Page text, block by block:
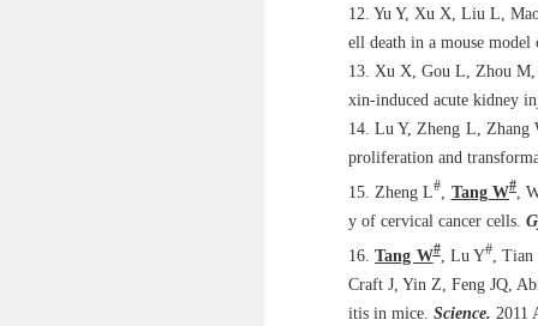
12. Yu Y, Xu X, Liu L,
ell death in a mouse
13. Xu X, Gou L, Zhou M,
xin-induced acute kidney
14. Lu Y, Zheng L, Zhang
proliferation and
15. Zheng L# Tang W#,
y of cervical cancer cells.
16.Tang W#, Lu Y# ,
Craft J, Yin Z, Feng JQ,
itis in mice. Science. 2011